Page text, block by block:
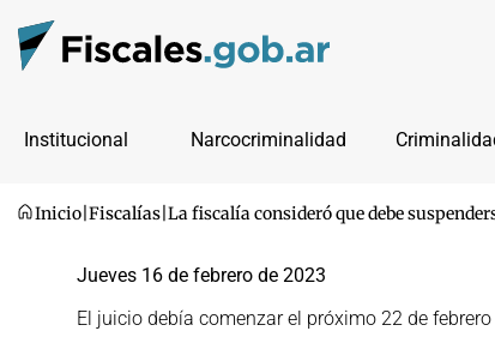
Institucional Narcocriminalidad
Inicio Fiscalías La fiscalía consideró que debe
Jueves 16 de febrero de 2023
El juicio debía comenzar el próximo 22 de febrero